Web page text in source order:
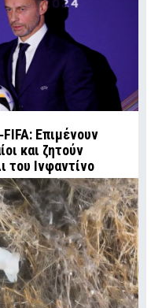
Επιμένουν
και ζητούν
του Ινφαντίνο